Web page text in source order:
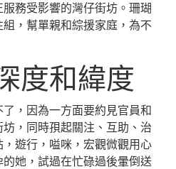
務受影響的灣仔街坊。珊瑚
，幫單親和綜援家庭，為不
度和緯度
，因為一方面要約見官員和
，同時孭起關注、互助、治
遊行，嗌咪，宏觀微觀用心
她，試過在忙碌過後暈倒送